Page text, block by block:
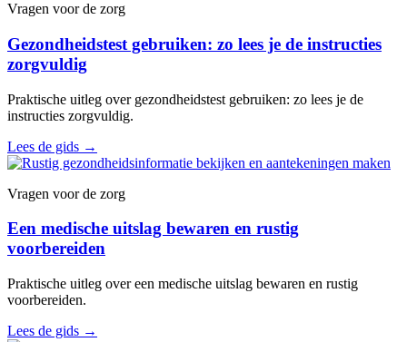
Vragen voor de zorg
Gezondheidstest gebruiken: zo lees je de instructies
zorgvuldig
Praktische uitleg over gezondheidstest gebruiken: zo lees je de
instructies zorgvuldig.
Lees de gids →
Vragen voor de zorg
Een medische uitslag bewaren en rustig
voorbereiden
Praktische uitleg over een medische uitslag bewaren en rustig
voorbereiden.
Lees de gids →